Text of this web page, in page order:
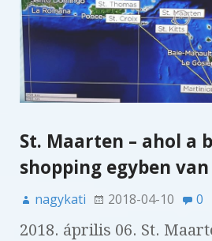
St. Maarten – ahol a
shopping egyben van
nagykati 2018-04-10 0
2018. április 06. St.